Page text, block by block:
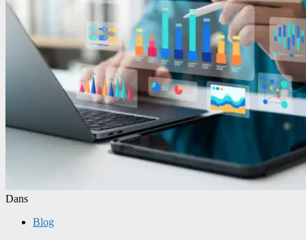
Dans
Blog